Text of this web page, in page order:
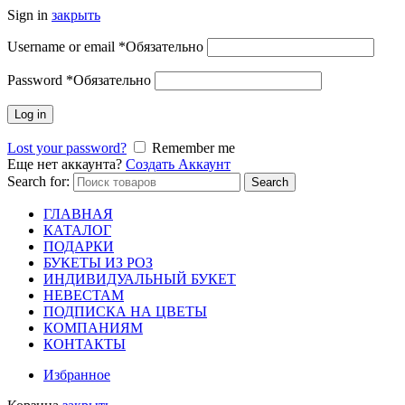
Sign in закрыть
Username or email *Обязательно
Password *Обязательно
Log in
Lost your password?
Remember me
Еще нет аккаунта? Создать Аккаунт
Search for:
Search
ГЛАВНАЯ
КАТАЛОГ
ПОДАРКИ
БУКЕТЫ ИЗ РОЗ
ИНДИВИДУАЛЬНЫЙ БУКЕТ
НЕВЕСТАМ
ПОДПИСКА НА ЦВЕТЫ
КОМПАНИЯМ
КОНТАКТЫ
Избранное